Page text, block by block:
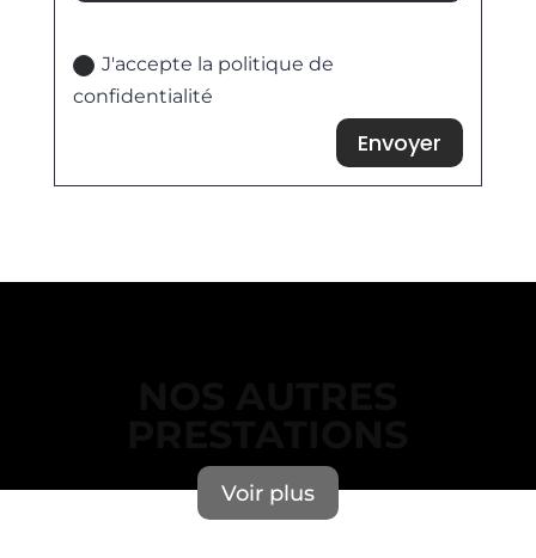
J'accepte la politique de
confidentialité
Envoyer
Voir plus